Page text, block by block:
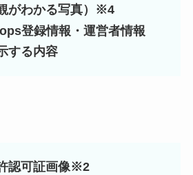
がわかる写真）※4
登録情報・運営者情報
する内容
認可証画像※2